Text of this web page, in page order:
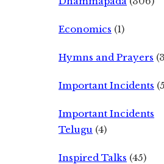
Economics (1)
Hymns and Prayers
Important Incidents
Important Incidents
Telugu (4)
Inspired Talks (45)